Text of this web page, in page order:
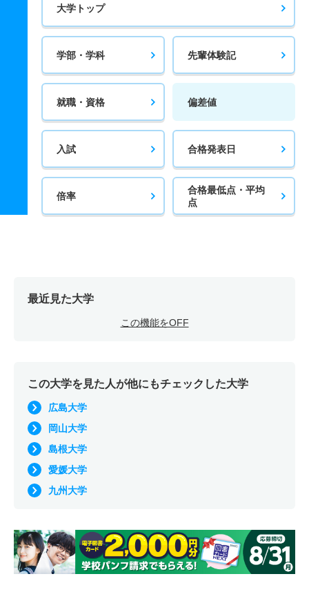
大学トップ
学部・学科 先輩体験記
就職・資格 偏差値
入試 合格発表日
倍率
合格最低点・平均
点
最近見た大学
この機能をOFF
この大学を見た人が他にもチェックした大学
広島大学
岡山大学
島根大学
愛媛大学
九州大学